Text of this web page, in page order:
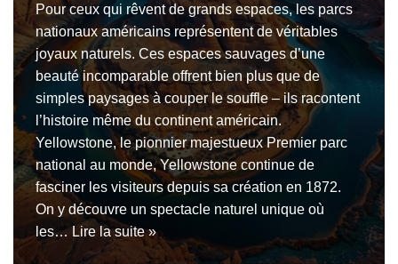
Pour ceux qui rêvent de grands espaces, les parcs
nationaux américains représentent de véritables
joyaux naturels. Ces espaces sauvages d’une
beauté incomparable offrent bien plus que de
simples paysages à couper le souffle – ils racontent
l’histoire même du continent américain.
Yellowstone, le pionnier majestueux Premier parc
national au monde, Yellowstone continue de
fasciner les visiteurs depuis sa création en 1872.
On y découvre un spectacle naturel unique où
les…Lire la suite »